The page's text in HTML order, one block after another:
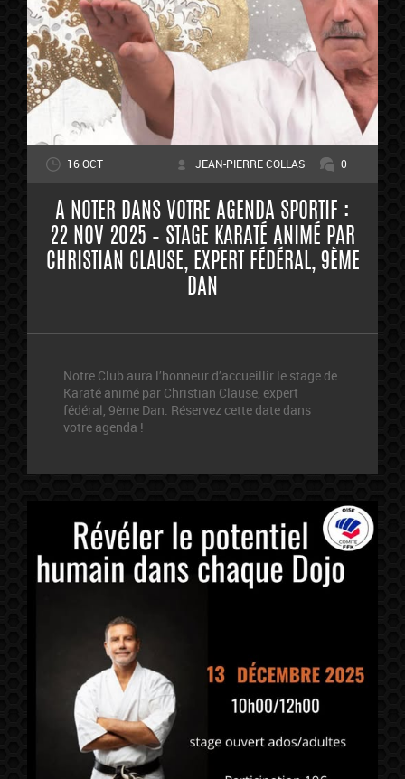
16 OCT JEAN-PIERRE COLLAS 0
A NOTER DANS VOTRE AGENDA SPORTIF :
22 NOV 2025 – STAGE KARATÉ ANIMÉ PAR
CHRISTIAN CLAUSE, EXPERT FÉDÉRAL, 9ÈME
DAN
Notre Club aura l’honneur d’accueillir le stage de
Karaté animé par Christian Clause, expert
fédéral, 9ème Dan. Réservez cette date dans
votre agenda !